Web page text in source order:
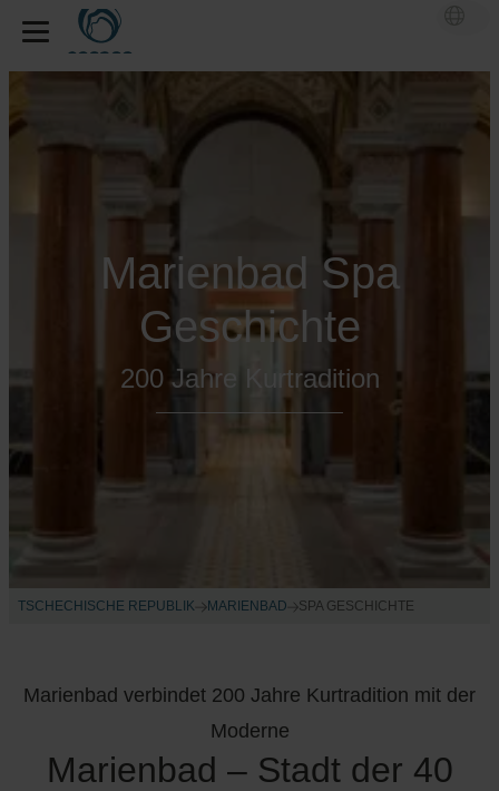
Marienbad Spa
Geschichte
200 Jahre Kurtradition
TSCHECHISCHE REPUBLIK MARIENBAD SPA GESCHICHTE
Marienbad verbindet 200 Jahre Kurtradition mit der
Moderne
Marienbad – Stadt der 40